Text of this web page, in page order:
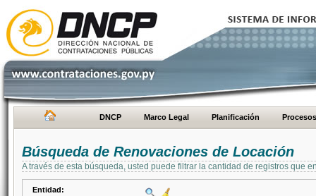
DNCP Marco Legal Planificación Procesos
Búsqueda de Renovaciones de Locación
A través de esta búsqueda, usted puede filtrar la cantidad de registros que
Entidad: